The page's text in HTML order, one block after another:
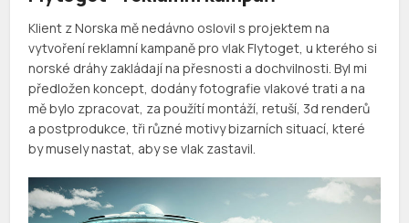
Klient z Norska mě nedávno oslovil s projektem na
vytvoření reklamní kampaně pro vlak Flytoget, u kterého si
norské dráhy zakládají na přesnosti a dochvilnosti. Byl mi
předložen koncept, dodány fotografie vlakové trati a na
mě bylo zpracovat, za použítí montáží, retuší, 3d renderů
a postprodukce, tři různé motivy bizarních situací, které
by musely nastat, aby se vlak zastavil.